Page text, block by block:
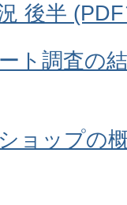
後半
ト調査の
ョップの